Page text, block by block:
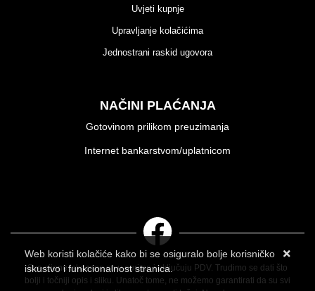
Uvjeti kupnje
Upravljanje kolačićima
Jednostrani raskid ugovora
NAČINI PLAĆANJA
Gotovinom prilikom preuzimanja
Internet bankarstvom/uplatnicom
Sve cijene iskazane su u eurima i uključuju PDV. Trudimo se dati što
bolji i točniji opis i sliku. Unatoč tome, ne možemo garantirati da su svi
Web koristi kolačiće kako bi se osiguralo bolje korisničko
iskustvo i funkcionalnost stranica.
Više informacija o kolačićima možete pročitati ovdje